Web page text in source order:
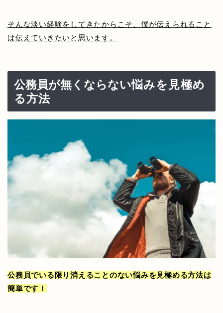
そんな淡い経験をしてきたからこそ、僕が伝えられること
は伝えていきたいと思います。
公務員が無くならない悩みを見極め
る方法
公務員でいる限り消えることのない悩みを見極める方法は
簡単です！